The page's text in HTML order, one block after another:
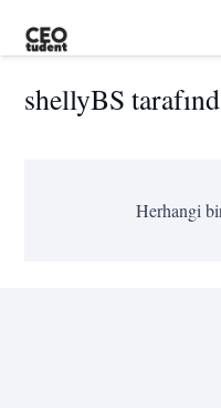
shellyBS
Herhangi